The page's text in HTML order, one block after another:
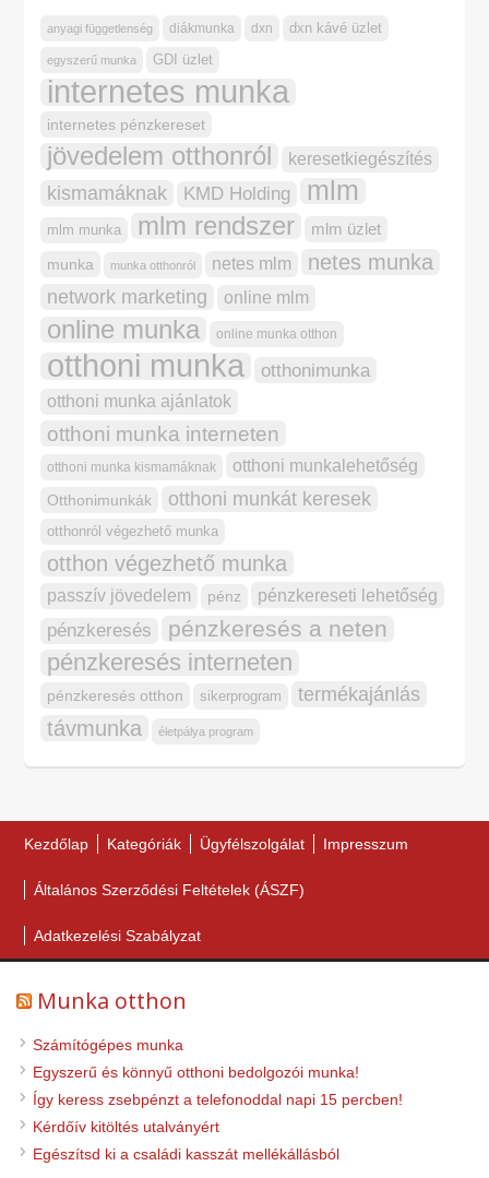
anyagi függetlenség diákmunka dxn dxn kávé üzlet
egyszerű munka GDI üzlet
internetes munka
internetes pénzkereset
jövedelem otthonról keresetkiegészítés
kismamáknak KMD Holding mlm
mlm munka mlm rendszer mlm üzlet
munka munka otthonról netes mlm netes munka
network marketing online mlm
online munka online munka otthon
otthoni munka otthonimunka
otthoni munka ajánlatok
otthoni munka interneten
otthoni munka kismamáknak otthoni munkalehetőség
Otthonimunkák otthoni munkát keresek
otthonról végezhető munka
otthon végezhető munka
passzív jövedelem pénz pénzkereseti lehetőség
pénzkeresés pénzkeresés a neten
pénzkeresés interneten
pénzkeresés otthon sikerprogram termékajánlás
távmunka életpálya program
Kezdőlap Kategóriák Ügyfélszolgálat Impresszum
Általános Szerződési Feltételek (ÁSZF)
Adatkezelési Szabályzat
Munka otthon
Számítógépes munka
Egyszerű és könnyű otthoni bedolgozói munka!
Így keress zsebpénzt a telefonoddal napi 15 percben!
Kérdőív kitöltés utalványért
Egészítsd ki a családi kasszát mellékállásból